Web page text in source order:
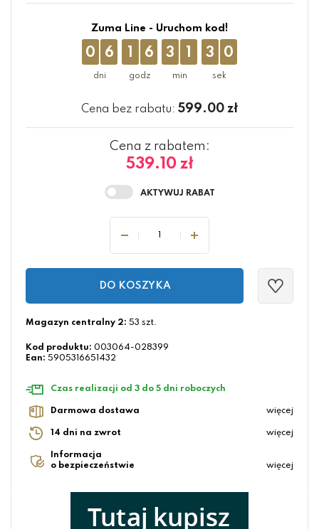
Zuma Line - Uruchom kod!
0 6 1 6 3 1 3 0
Cena bez rabatu: 599.00 zł
Cena z rabatem:
539.10 zł
DO KOSZYKA
Magazyn centralny 2: 53 szt.
Kod produktu: 003064-028399
Ean: 5905316651432
Czas realizacji od 3 do 5 dni roboczych
Darmowa dostawa więcej
14 dni na zwrot więcej
Informacja
o bezpieczeństwie
więcej